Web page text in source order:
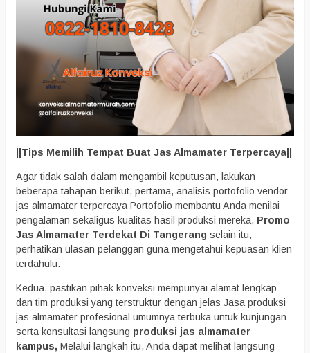
||Tips Memilih Tempat Buat Jas Almamater Terpercaya||
Agar tidak salah dalam mengambil keputusan, lakukan
beberapa tahapan berikut, pertama, analisis portofolio vendor
jas almamater terpercaya Portofolio membantu Anda menilai
pengalaman sekaligus kualitas hasil produksi mereka, Promo
Jas Almamater Terdekat Di Tangerang selain itu,
perhatikan ulasan pelanggan guna mengetahui kepuasan klien
terdahulu.
Kedua, pastikan pihak konveksi mempunyai alamat lengkap
dan tim produksi yang terstruktur dengan jelas Jasa produksi
jas almamater profesional umumnya terbuka untuk kunjungan
serta konsultasi langsung produksi jas almamater
kampus, Melalui langkah itu, Anda dapat melihat langsung